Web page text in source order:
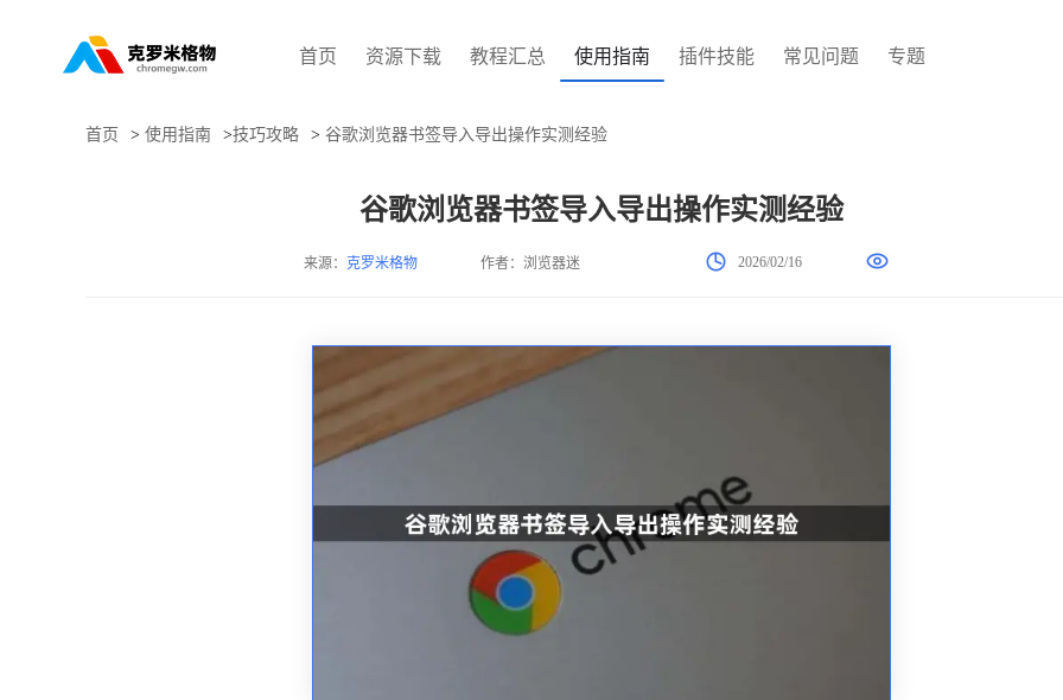
首页 资源下载 教程汇总 使用指南 插件技能 常见问题 专题
首页 > 使用指南 >技巧攻略 > 谷歌浏览器书签导入导出操作实测经验
谷歌浏览器书签导入导出操作实测经验
来源： 克罗米格物 作者：浏览器迷 2026/02/16